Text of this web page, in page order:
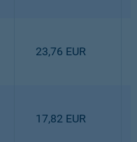
23,76 EUR
17,82 EUR